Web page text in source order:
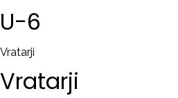
U-6
Vratarji
Vratarji